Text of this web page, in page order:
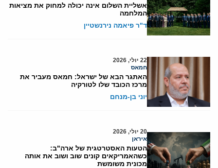
אשליית השלום אינה יכולה למחוק את מציאות
המלחמה
ד"ר פיאמה נירנשטיין
22 יולי, 2026
חמאס
האתגר הבא של ישראל: חמאס מעביר את
מרכז הכובד שלו לטורקיה
יוני בן-מנחם
20 יולי, 2026
איראן
הטעות האסטרטגית של ארה"ב:
כשהאמריקאים קונים שוב ושוב את אותה
מכונית משומשת